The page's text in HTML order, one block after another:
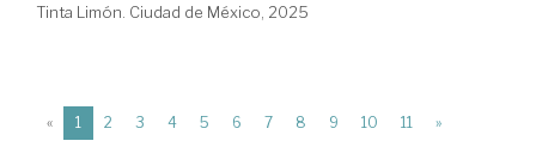
Tinta Limón. Ciudad de México, 2025
« 1 (current)
2 3 4 5 6 7 8 9 10 11 »